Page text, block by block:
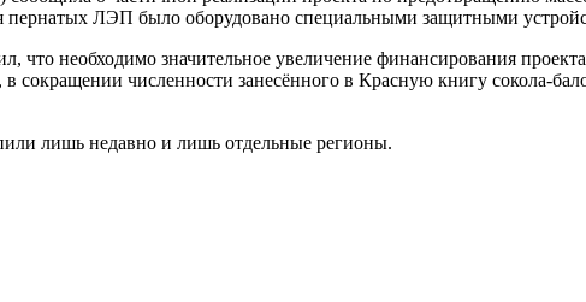
ЛЭП было оборудовано специальными защитными
что необходимо значительное увеличение финансирования
сокращении численности занесённого в Красную книгу сокола-
лишь недавно и лишь отдельные регионы.